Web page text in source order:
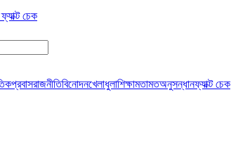
চেক
প্রবাসরাজনীতিবিনোদনখেলাধুলাশিক্ষামতামতঅনুসন্ধানফ্যাক্ট চেক